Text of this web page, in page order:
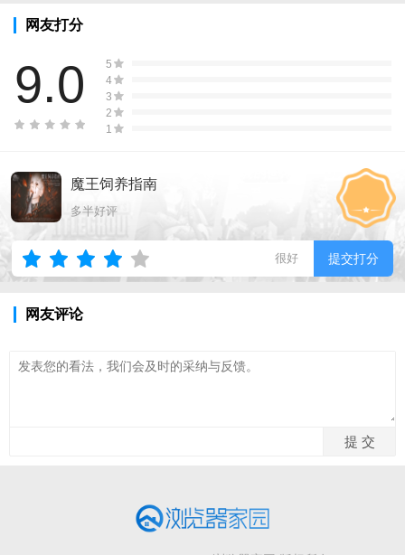
网友打分
9.0
5
4
3
2
1
魔王饲养指南
多半好评
很好 提交打分
网友评论